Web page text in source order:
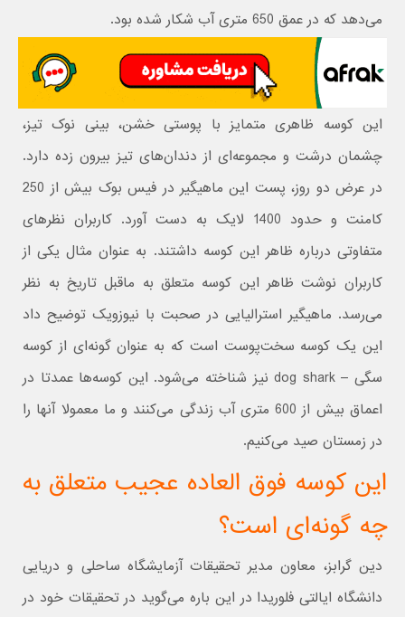
می‌دهد که در عمق 650 متری آب شکار شده بود.
این کوسه ظاهری متمایز با پوستی خشن، بینی نوک تیز،
چشمان درشت و مجموعه‌ای از دندان‌های تیز بیرون زده دارد.
در عرض دو روز، پست این ماهیگیر در فیس بوک بیش از 250
کامنت و حدود 1400 لایک به دست آورد. کاربران نظرهای
متفاوتی درباره ظاهر این کوسه داشتند. به عنوان مثال یکی از
کاربران نوشت ظاهر این کوسه متعلق به ماقبل تاریخ به نظر
می‌رسد. ماهیگیر استرالیایی در صحبت با نیوزویک توضیح داد
این یک کوسه سخت‌پوست است که به عنوان گونه‌ای از کوسه
سگی – dog shark نیز شناخته می‌شود. این کوسه‌ها عمدتا در
اعماق بیش از 600 متری آب زندگی می‌کنند و ما معمولا آنها را
در زمستان صید می‌کنیم.
این کوسه فوق العاده عجیب متعلق به
چه گونه‌ای است؟
دین گرابز، معاون مدیر تحقیقات آزمایشگاه ساحلی و دریایی
دانشگاه ایالتی فلوریدا در این باره می‌گوید در تحقیقات خود در